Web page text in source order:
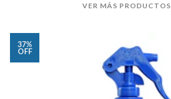
VER MÁS PRODUCTOS
37%
OFF